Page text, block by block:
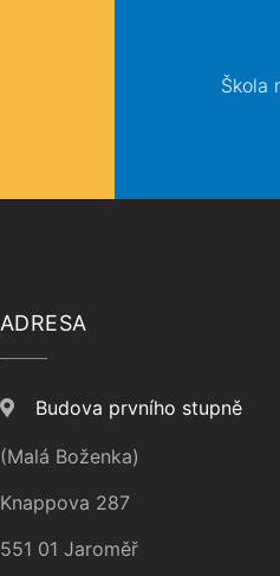
Škola
ADRESA
Budova prvního stupně
(Malá Boženka)
Knappova 287
551 01 Jaroměř